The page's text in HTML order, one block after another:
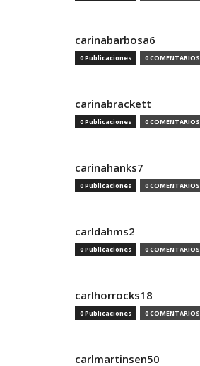
carinabarbosa6
0 Publicaciones 0 COMENTARIOS
carinabrackett
0 Publicaciones 0 COMENTARIOS
carinahanks7
0 Publicaciones 0 COMENTARIOS
carldahms2
0 Publicaciones 0 COMENTARIOS
carlhorrocks18
0 Publicaciones 0 COMENTARIOS
carlmartinsen50